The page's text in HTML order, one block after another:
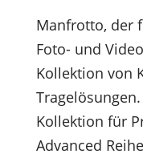
Manfrotto, der
Foto- und
Kollektion von
Kollektion für
Advanced